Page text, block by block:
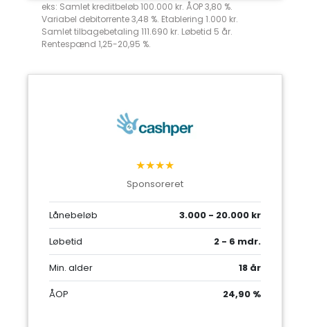
eks: Samlet kreditbeløb 100.000 kr. ÅOP 3,80 %.
Variabel debitorrente 3,48 %. Etablering 1.000 kr.
Samlet tilbagebetaling 111.690 kr. Løbetid 5 år.
Rentespænd 1,25-20,95 %.
★★★★
Sponsoreret
Lånebeløb
3.000 - 20.000 kr
Løbetid
2 - 6 mdr.
Min. alder
18 år
ÅOP
24,90 %